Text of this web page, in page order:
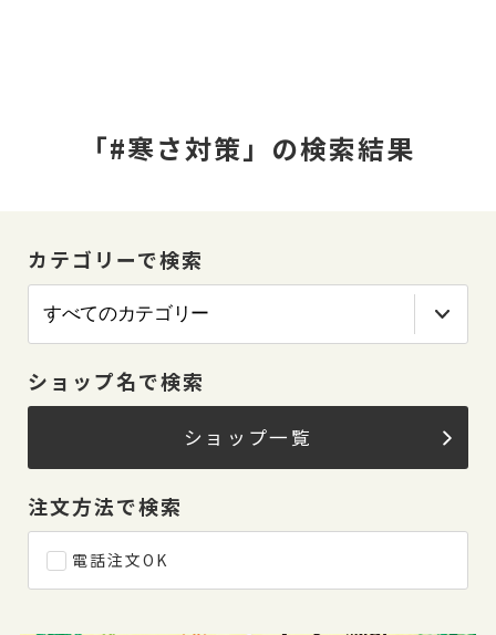
「#寒さ対策」の検索結果
カテゴリーで検索
ショップ名で検索
ショップ一覧
注文方法で検索
電話注文OK